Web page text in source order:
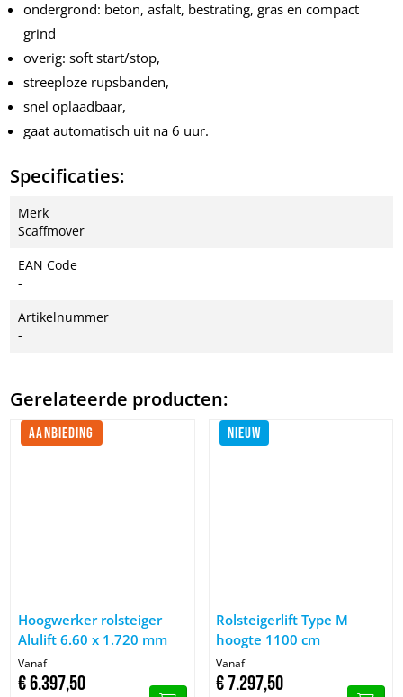
ondergrond: beton, asfalt, bestrating, gras en compact
grind
overig: soft start/stop,
streeploze rupsbanden,
snel oplaadbaar,
gaat automatisch uit na 6 uur.
Specificaties:
Merk
Scaffmover
EAN Code
-
Artikelnummer
-
Gerelateerde producten:
AANBIEDING
Afbeelding Hoogwerker rolsteiger Alulift 6.60 x 1.720 mm
Hoogwerker rolsteiger
Alulift 6.60 x 1.720 mm
Vanaf
€6.397,50
NIEUW
Afbeelding Rolsteigerlift Type
Rolsteigerlift Type M
hoogte 1100 cm
Vanaf
€7.297,50